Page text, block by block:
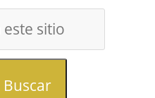
Buscar